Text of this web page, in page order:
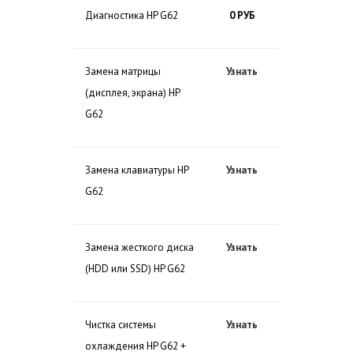
Диагностика HP G62 0 РУБ
Замена матрицы
(дисплея, экрана) HP
G62
Узнать
Замена клавиатуры HP
G62
Узнать
Замена жесткого диска
(HDD или SSD) HP G62
Узнать
Чистка системы
охлаждения HP G62 +
Узнать